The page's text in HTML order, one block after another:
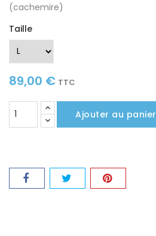
(cachemire)
Taille
89,00 € TTC
Ajouter au panier